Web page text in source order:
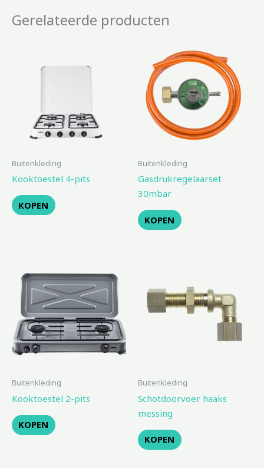
Gerelateerde producten
Buitenkleding
Kooktoestel 4-pits
KOPEN
Buitenkleding
Gasdrukregelaarset
30mbar
KOPEN
Buitenkleding
Kooktoestel 2-pits
KOPEN
Buitenkleding
Schotdoorvoer haaks
messing
KOPEN